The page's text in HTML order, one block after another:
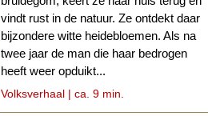
vindt rust in de natuur. Ze ontdekt daar
bijzondere witte heidebloemen. Als na
twee jaar de man die haar bedrogen
heeft weer opduikt...
Volksverhaal | ca. 9 min.